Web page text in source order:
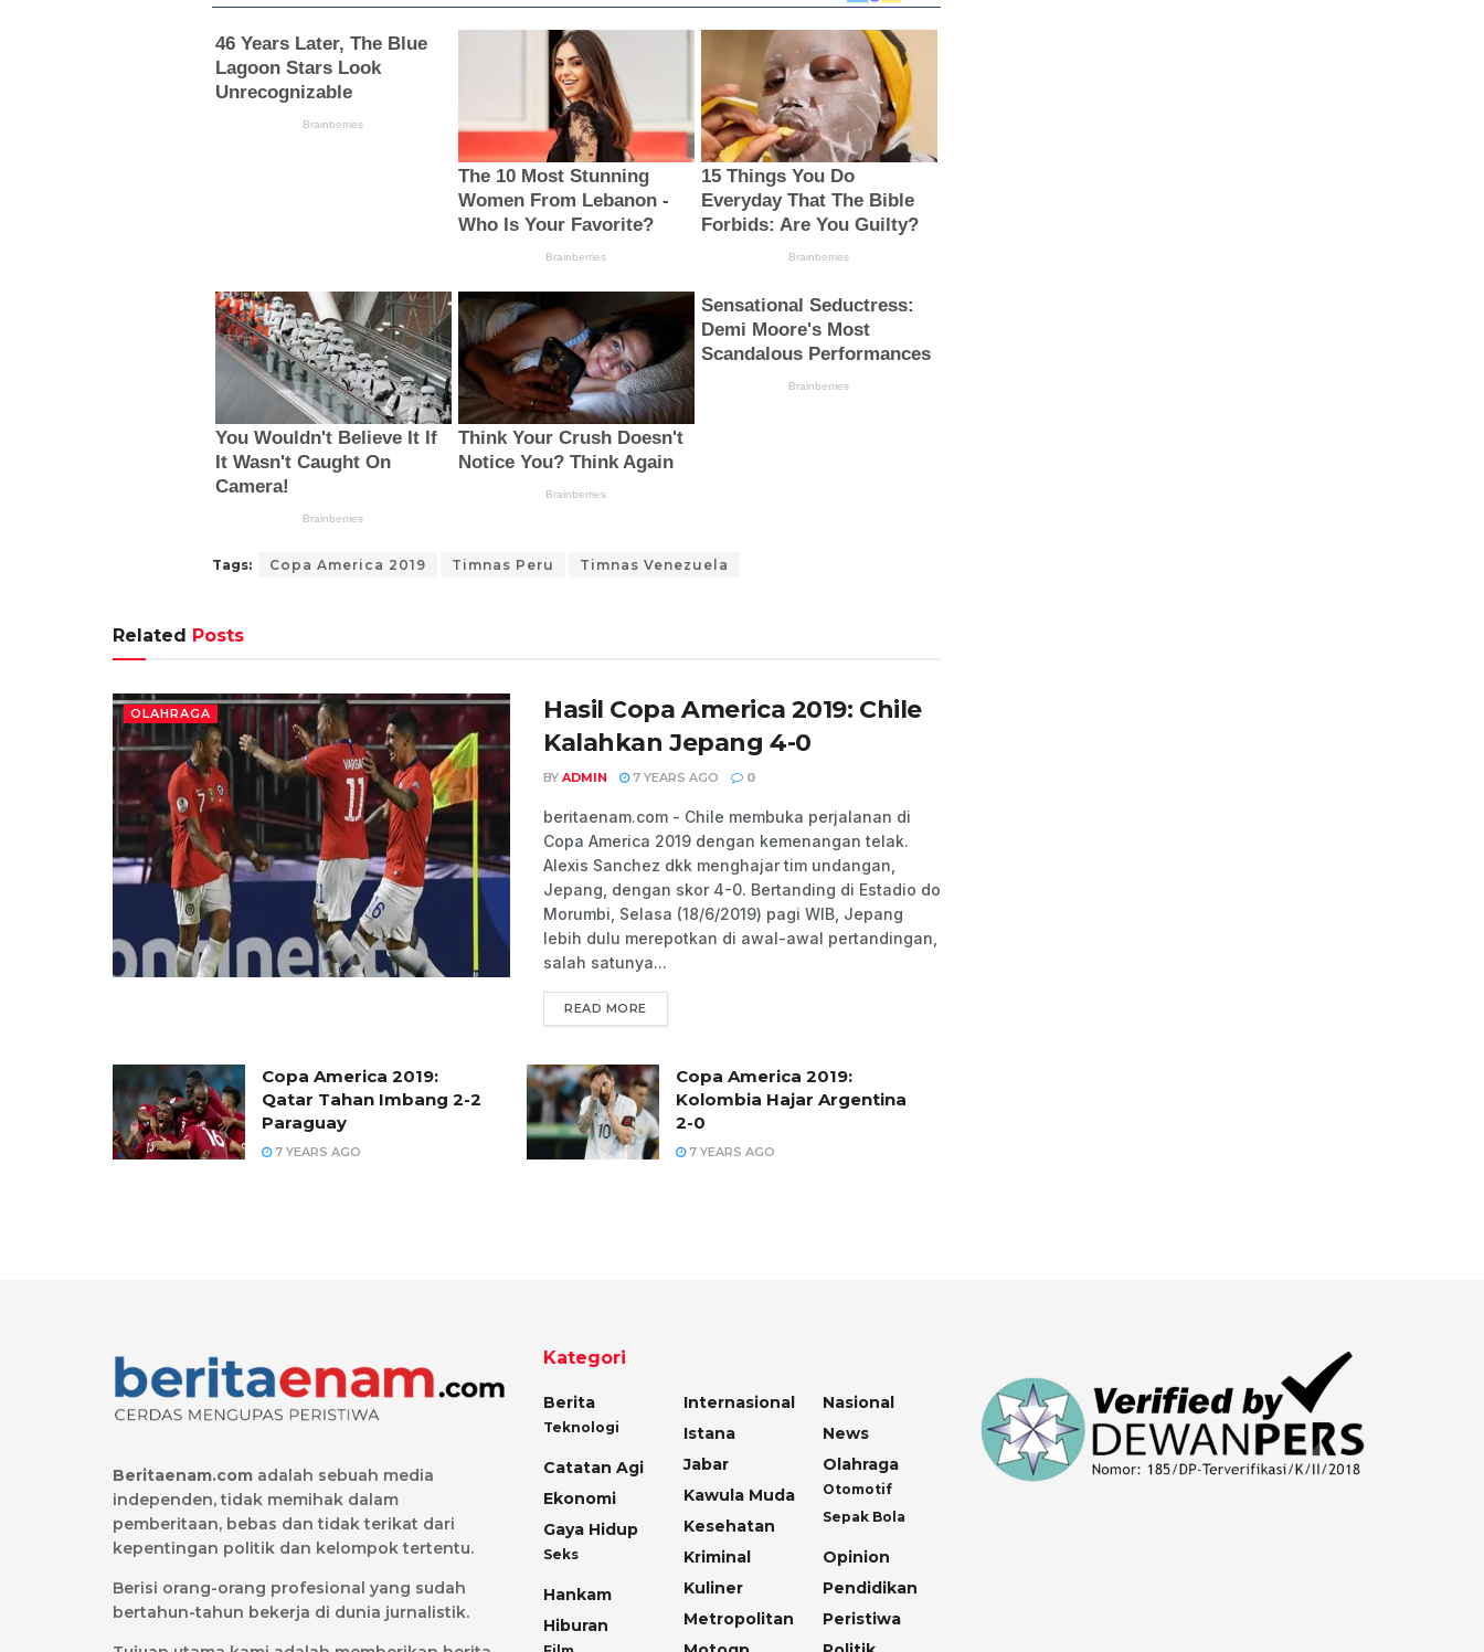
Tags: Copa America 2019 Timnas Peru Timnas Venezuela
Related Posts
OLAHRAGA
Hasil Copa America 2019: Chile
Kalahkan Jepang 4-0
BY ADMIN 7 YEARS AGO 0
beritaenam.com - Chile membuka perjalanan di
Copa America 2019 dengan kemenangan telak.
Alexis Sanchez dkk menghajar tim undangan,
Jepang, dengan skor 4-0. Bertanding di Estadio do
Morumbi, Selasa (18/6/2019) pagi WIB, Jepang
lebih dulu merepotkan di awal-awal pertandingan,
salah satunya...
READ MORE
Copa America 2019:
Qatar Tahan Imbang 2-2
Paraguay
7 YEARS AGO
Copa America 2019:
Kolombia Hajar Argentina
2-0
7 YEARS AGO
Beritaenam.com adalah sebuah media
independen, tidak memihak dalam
pemberitaan, bebas dan tidak terikat dari
kepentingan politik dan kelompok tertentu.
Berisi orang-orang profesional yang sudah
bertahun-tahun bekerja di dunia jurnalistik.
Kategori
Berita
Teknologi
Catatan Agi
Ekonomi
Gaya Hidup
Seks
Hankam
Hiburan
Internasional
Istana
Jabar
Kawula Muda
Kesehatan
Kriminal
Kuliner
Metropolitan
Nasional
News
Olahraga
Otomotif
Sepak Bola
Opinion
Pendidikan
Peristiwa